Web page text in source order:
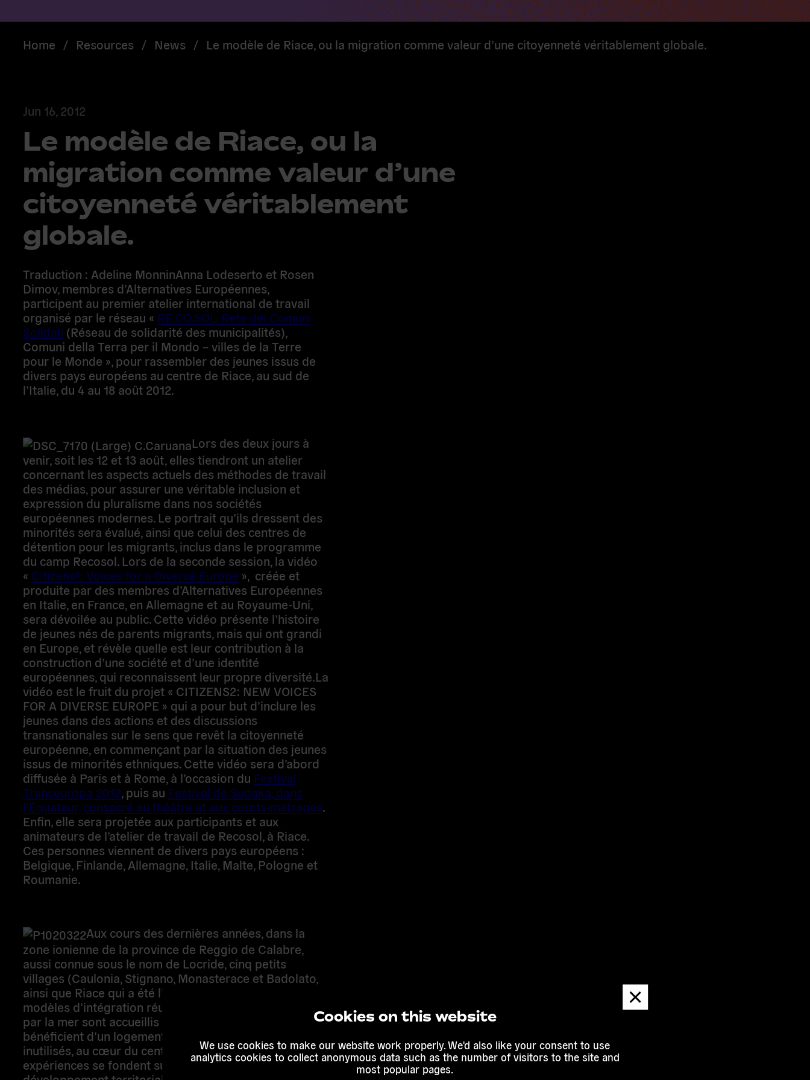
Cookies on this website
We use cookies to make our website work properly. We'd also like your consent to use
analytics cookies to collect anonymous data such as the number of visitors to the site and
most popular pages.
Dismiss
message
Home / Resources / News / Le modèle de Riace, ou la migration comme valeur d’une citoyenneté véritablement globale.
Jun 16, 2012
Le modèle de Riace, ou la
migration comme valeur d’une
citoyenneté véritablement
globale.
Traduction : Adeline MonninAnna Lodeserto et Rosen
Dimov, membres d’Alternatives Européennes, participent
au premier atelier international de travail organisé par le
réseau « RE.CO.SOL. Rete dei Comuni Solidali (Réseau de
solidarité des municipalités), Comuni della Terra per il
Mondo – villes de la Terre pour le Monde », pour
rassembler des jeunes issus de divers pays européens
au centre de Riace, au sud de l’Italie, du
4 au 18 août 2012.
Lors des deux jours à
venir, soit les 12 et 13 août, elles tiendront un atelier
concernant les aspects actuels des méthodes de travail
des médias, pour assurer une véritable inclusion et
expression du pluralisme dans nos sociétés
européennes modernes. Le portrait qu’ils dressent des
minorités sera évalué, ainsi que celui des centres de
détention pour les migrants, inclus dans le programme
du camp Recosol. Lors de la seconde session, la vidéo
« Citizens²: Voices for a Diverse Europe », créée et
produite par des membres d’Alternatives Européennes
en Italie, en France, en Allemagne et au Royaume-Uni,
sera dévoilée au public. Cette vidéo présente l’histoire
de jeunes nés de parents migrants, mais qui ont grandi
en Europe, et révèle quelle est leur contribution à la
construction d’une société et d’une identité
européennes, qui reconnaissent leur propre diversité.La
vidéo est le fruit du projet « CITIZENS2: NEW VOICES
FOR A DIVERSE EUROPE » qui a pour but d’inclure les
jeunes dans des actions et des discussions
transnationales sur le sens que revêt la citoyenneté
européenne, en commençant par la situation des jeunes
issus de minorités ethniques. Cette vidéo sera d’abord
diffusée à Paris et à Rome, à l’occasion du Festival
Transeuropa 2012 , puis au Festival de Sudaka, dans
l’Équateur, consacré au théâtre et aux courts-métrages.
Enfin, elle sera projetée aux participants et aux
animateurs de l’atelier de travail de Recosol, à Riace. Ces
personnes viennent de divers pays européens : Belgique,
Finlande, Allemagne, Italie, Malte, Pologne et Roumanie.
zone ionienne de la province de Reggio de Calabre,
aussi connue sous le nom de Locride, cinq petits villages
(Caulonia, Stignano, Monasterace et Badolato, ainsi que
Riace qui a été l’instigateur) sont devenus des modèles
d’intégration réussie : les migrants arrivant par la mer
sont accueillis chaleureusement et bénéficient d’un
logement dans certains bâtiments inutilisés, au cœur du
centre historique. Ces expériences se fondent sur une
expérience de développement territorial par le biais du
renouveau des économies rurales du sud de l’Italie ;
Subscribe to our newsletter